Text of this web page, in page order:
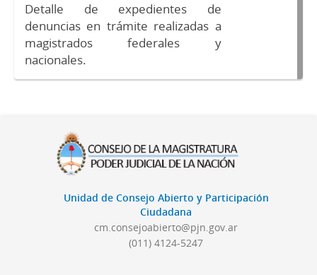
Detalle de expedientes de
denuncias en trámite realizadas a
magistrados federales y
nacionales.
Unidad de Consejo Abierto y Participación
Ciudadana
cm.consejoabierto@pjn.gov.ar
(011) 4124-5247